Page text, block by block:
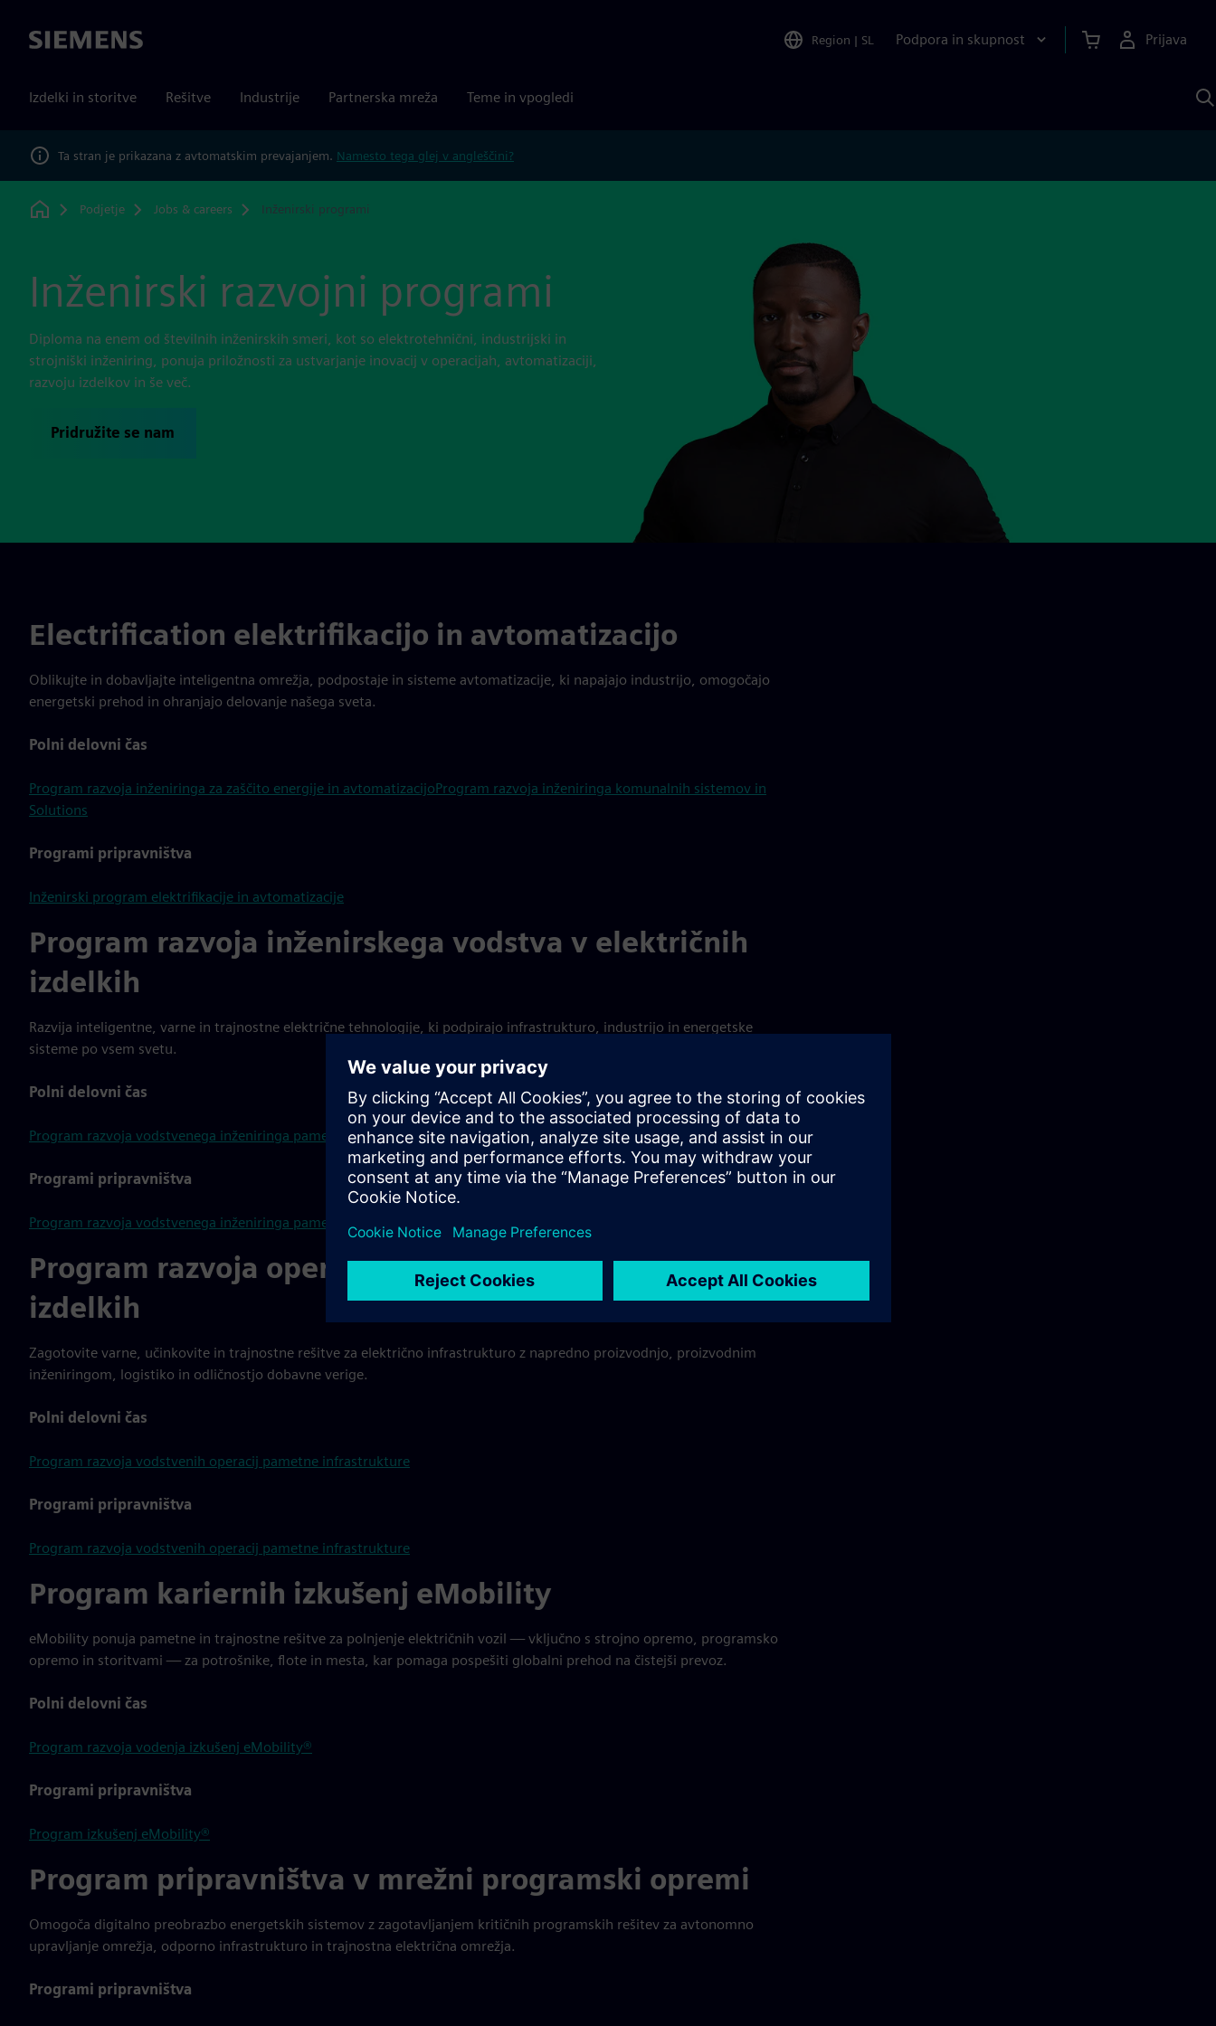
Siemens Region | SL Podpora in skupnost Prijava
Izdelki in storitve Rešitve Industrije Partnerska mreža Teme in vpogledi
s
Ta stran je prikazana z avtomatskim prevajanjem. Namesto tega glej v angleščini?
Home
Podjetje Jobs & careers Inženirski programi
Inženirski razvojni programi
Diploma na enem od številnih inženirskih smeri, kot so elektrotehnični, industrijski in
strojniški inženiring, ponuja priložnosti za ustvarjanje inovacij v operacijah, avtomatizaciji,
razvoju izdelkov in še več.
Pridružite se nam
Electrification elektrifikacijo in avtomatizacijo
Oblikujte in dobavljajte inteligentna omrežja, podpostaje in sisteme avtomatizacije, ki napajajo industrijo, omogočajo
energetski prehod in ohranjajo delovanje našega sveta.
Polni delovni čas
Program razvoja inženiringa za zaščito energije in avtomatizacijoProgram razvoja inženiringa komunalnih sistemov in
Solutions
Programi pripravništva
Inženirski program elektrifikacije in avtomatizacije
Program razvoja inženirskega vodstva v električnih
izdelkih
Razvija inteligentne, varne in trajnostne električne tehnologije, ki podpirajo infrastrukturo, industrijo in energetske
sisteme po vsem svetu.
Polni delovni čas
Program razvoja vodstvenega inženiringa pametne infrastrukture
Programi pripravništva
Program razvoja vodstvenega inženiringa pametne infrastrukture
Program razvoja operativnega vodenja v električnih
izdelkih
Zagotovite varne, učinkovite in trajnostne rešitve za električno infrastrukturo z napredno proizvodnjo, proizvodnim
inženiringom, logistiko in odličnostjo dobavne verige.
Polni delovni čas
Program razvoja vodstvenih operacij pametne infrastrukture
Programi pripravništva
Program razvoja vodstvenih operacij pametne infrastrukture
Program kariernih izkušenj eMobility
eMobility ponuja pametne in trajnostne rešitve za polnjenje električnih vozil — vključno s strojno opremo, programsko
opremo in storitvami — za potrošnike, flote in mesta, kar pomaga pospešiti globalni prehod na čistejši prevoz.
Polni delovni čas
Program razvoja vodenja izkušenj eMobility®
Programi pripravništva
Program izkušenj eMobility®
Program pripravništva v mrežni programski opremi
Omogoča digitalno preobrazbo energetskih sistemov z zagotavljanjem kritičnih programskih rešitev za avtonomno
upravljanje omrežja, odporno infrastrukturo in trajnostna električna omrežja.
Programi pripravništva